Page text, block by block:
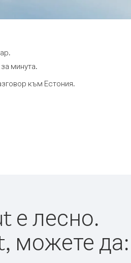
минута.
към Естония.
е лесно.
можете да: